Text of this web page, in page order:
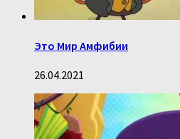
Это Мир Амфибии
26.04.2021